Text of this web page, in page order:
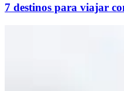
7 destinos para viajar